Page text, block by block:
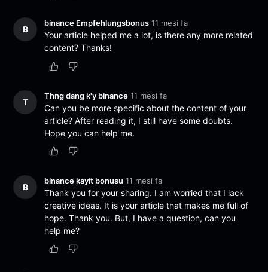
B
binance Empfehlungsbonus 11 mesi fa
Your article helped me a lot, is there any more related
content? Thanks!
T
Thng dang k'y binance 11 mesi fa
Can you be more specific about the content of your
article? After reading it, I still have some doubts.
Hope you can help me.
B
binance kayit bonusu 11 mesi fa
Thank you for your sharing. I am worried that I lack
creative ideas. It is your article that makes me full of
hope. Thank you. But, I have a question, can you
help me?